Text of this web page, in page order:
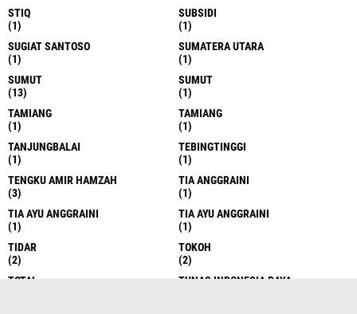
STIQ
(1)
SUBSIDI
(1)
SUGIAT SANTOSO
(1)
SUMATERA UTARA
(1)
SUMUT
(13)
SUMUT
(1)
TAMIANG
(1)
TAMIANG
(1)
TANJUNGBALAI
(1)
TEBINGTINGGI
(1)
TENGKU AMIR HAMZAH
(3)
TIA ANGGRAINI
(1)
TIA AYU ANGGRAINI
(1)
TIA AYU ANGGRAINI
(1)
TIDAR
(2)
TOKOH
(2)
TOTAL
TUNAS INDONESIA RAYA